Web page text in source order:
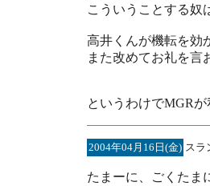
こういうことする奴
高井くんが機転を効
また改めてお礼を言
というわけでMGR
2004年04月16日(金) スラ
たまーに、ごくたま